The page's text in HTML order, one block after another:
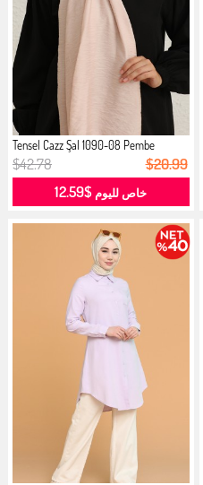
Tensel Cazz Şal 1090-08 Pembe
$42.78 $20.99
خاص لليوم $12.59